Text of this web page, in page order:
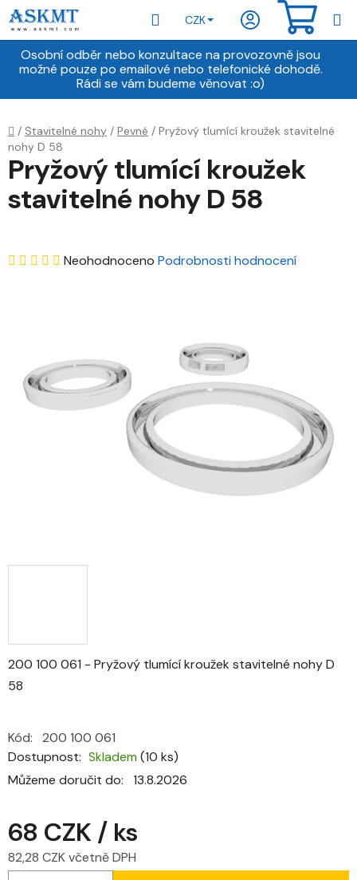
Přejít
na
obsah
Osobní odběr nebo konzultace na provozovně jsou
možné pouze po emailové nebo telefonické dohodě.
Rádi se vám budeme věnovat :o)
Hledat
CZK
Domů
/ Stavitelné nohy / Pevné / Pryžový tlumící kroužek stavitelné
nohy D 58
200 100 061 - Pryžový tlumící kroužek stavitelné nohy D
58
Dostupnost Skladem (10 ks)
Můžeme doručit do:
13.8.2026
Kód: 200 100 061
68 CZK / ks
82,28 CZK včetně DPH
Pryžový tlumící kroužek
stavitelné nohy D 58
Průměrné
z
5
hvězdiček.
Neohodnoceno Podrobnosti hodnocení